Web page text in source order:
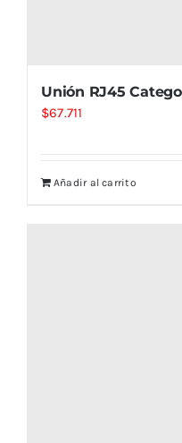
Unión RJ45
$67.711
Añadir al carrito